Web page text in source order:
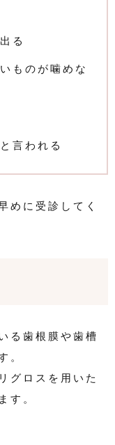
る
ものが噛めな
言われる
めに受診してく
る歯根膜や歯槽
。
グロスを用いた
す。